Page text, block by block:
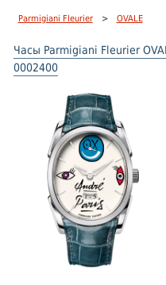
Parmigiani Fleurier > OVALE
Часы Parmigiani Fleurier
0002400